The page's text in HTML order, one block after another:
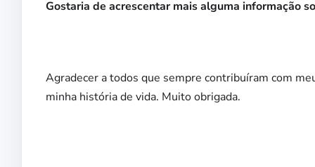
Gostaria de acrescentar mais alguma informação
Agradecer a todos que sempre contribuíram com
minha história de vida. Muito obrigada.